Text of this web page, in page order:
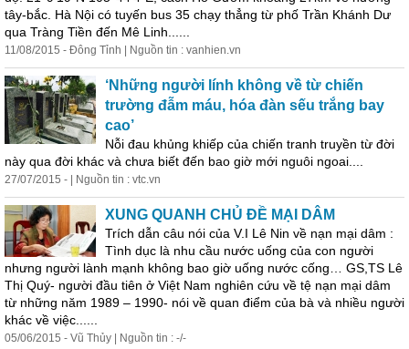
tây-bắc. Hà Nội có tuyến bus 35 chạy thẳng từ phố Trần Khánh Dư
qua Tràng Tiền đến Mê Linh......
11/08/2015 - Đông Tỉnh | Nguồn tin : vanhien.vn
‘Những người lính không về từ chiến
trường đẫm máu, hóa đàn sếu trắng bay
cao’
Nỗi đau khủng khiếp của chiến tranh truyền từ đời
này qua đời khác và chưa biết đến bao giờ mới nguôi ngoai....
27/07/2015 - | Nguồn tin : vtc.vn
XUNG QUANH CHỦ ĐỀ MẠI DÂM
Trích dẫn câu nói của V.I Lê Nin về nạn mại dâm :
Tình dục là nhu cầu nước uống của con người
nhưng người lành mạnh không bao giờ uống nước cống… GS,TS Lê
Thị Quý- người đầu tiên ở Việt Nam nghiên cứu về tệ nạn mại dâm
từ những năm 1989 – 1990- nói về quan điểm của bà và nhiều người
khác về việc......
05/06/2015 - Vũ Thủy | Nguồn tin : -/-